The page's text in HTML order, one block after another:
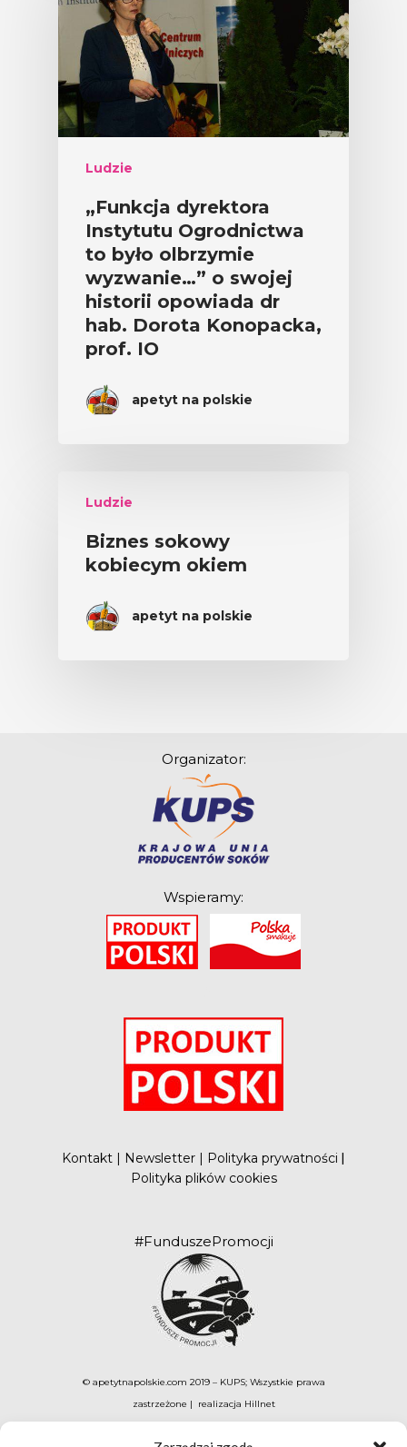
Ludzie
„Funkcja dyrektora
Instytutu Ogrodnictwa
to było olbrzymie
wyzwanie…” o swojej
historii opowiada dr
hab. Dorota Konopacka,
prof. IO
apetyt na polskie
Ludzie
Biznes sokowy
kobiecym okiem
apetyt na polskie
Organizator:
Wspieramy:
Kontakt | Newsletter | Polityka prywatności |
Polityka plików cookies
#FunduszePromocji
© apetytnapolskie.com 2019 – KUPS; Wszystkie prawa
zastrzeżone | realizacja Hillnet
O